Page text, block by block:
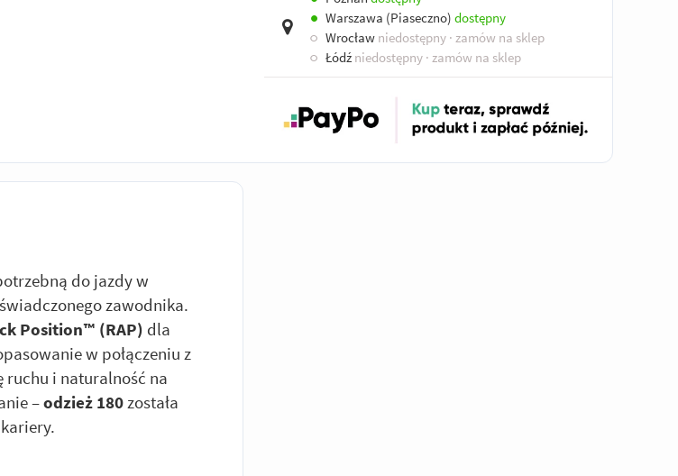
● Warszawa (Piaseczno) dostępny
○ Wrocław niedostępny · zamów na sklep
○ Łódź niedostępny · zamów na sklep
do jazdy w
zawodnika.
Position™ (RAP) dla
w połączeniu z
i naturalność na
–odzież 180została